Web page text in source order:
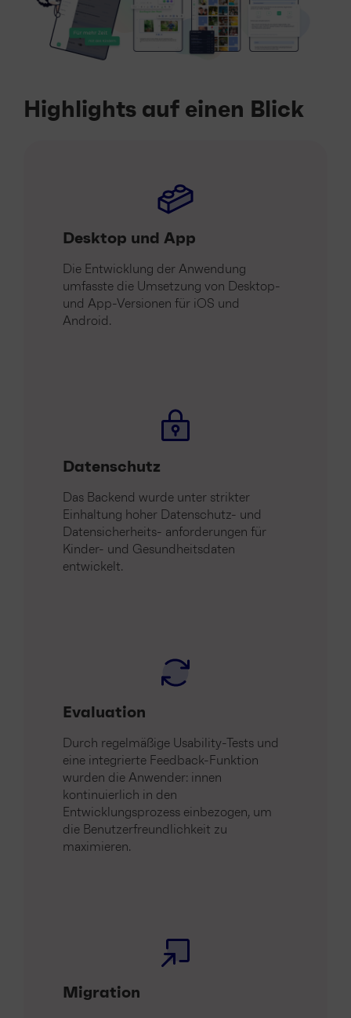
Highlights auf einen Blick
Desktop und App
Die Entwicklung der Anwendung
umfasste die Umsetzung von Desktop-
und App-Versionen für iOS und
Android.
Datenschutz
Das Backend wurde unter strikter
Einhaltung hoher Datenschutz- und
Datensicherheits- anforderungen für
Kinder- und Gesundheitsdaten
entwickelt.
Evaluation
Durch regelmäßige Usability-Tests und
eine integrierte Feedback-Funktion
wurden die Anwender: innen
kontinuierlich in den
Entwicklungsprozess einbezogen, um
die Benutzerfreundlichkeit zu
maximieren.
Migration